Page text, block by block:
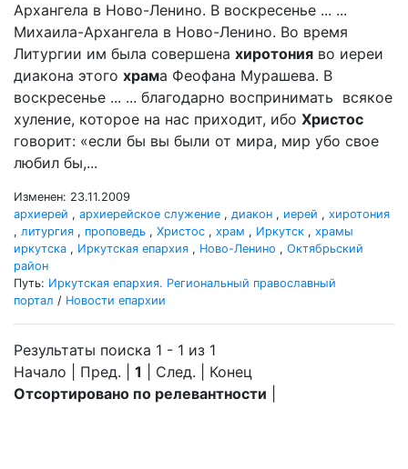
Архангела в Ново-Ленино. В воскресенье ... ...
Михаила-Архангела в Ново-Ленино. Во время
Литургии им была совершена хиротония во иереи
диакона этого храма Феофана Мурашева. В
воскресенье ... ... благодарно воспринимать всякое
хуление, которое на нас приходит, ибо Христос
говорит: «если бы вы были от мира, мир убо свое
любил бы,...
Изменен: 23.11.2009
архиерей , архиерейское служение , диакон , иерей , хиротония
, литургия , проповедь , Христос , храм , Иркутск , храмы
иркутска , Иркутская епархия , Ново-Ленино , Октябрьский
район
Путь: Иркутская епархия. Региональный православный
портал / Новости епархии
Результаты поиска 1 - 1 из 1
Начало | Пред. | 1 | След. | Конец
Отсортировано по релевантности